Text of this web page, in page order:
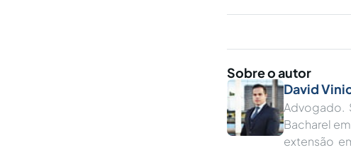
Sobre o autor
David
Advogado.
Bacharel
extensão